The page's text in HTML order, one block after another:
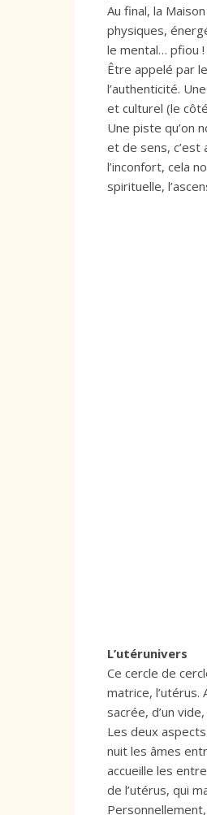
Au final, la
physiques,
le mental… pfiou !
Être appelé par
l’authenticité.
et culturel (le
Une piste qu’on
et de sens, c’est
l’inconfort, cela
spirituelle,
L’utérunivers
Ce cercle de
matrice, l’utérus.
sacrée, d’un
Les deux
nuit les âmes
accueille les
de l’utérus, qui